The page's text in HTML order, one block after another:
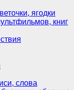
ягодки
книг
слова